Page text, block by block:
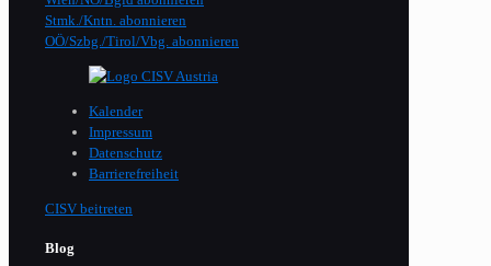
Stmk./Kntn. abonnieren
OÖ/Szbg./Tirol/Vbg. abonnieren
Kalender
Impressum
Datenschutz
Barrierefreiheit
CISV beitreten
Blog